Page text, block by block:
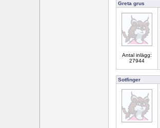
Greta grus
Antal inlägg:
27944
Sotfinger